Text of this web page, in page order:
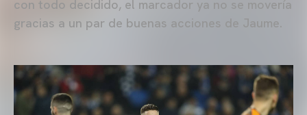
con todo decidido, el marcador ya no se movería
gracias a un par de buenas acciones de Jaume.